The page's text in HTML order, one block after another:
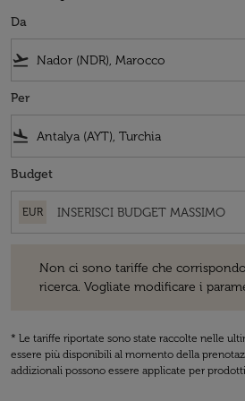
Da
flight_takeoff
Per
flight_land
Budget
EUR
Non ci sono tariffe che
ricerca. Vogliate modificare i
* Le tariffe riportate sono state raccolte nelle
essere più disponibili al momento della
addizionali possono essere applicate per